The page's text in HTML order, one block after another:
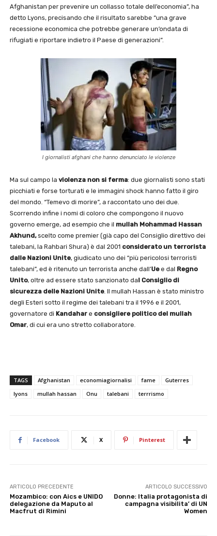
Afghanistan per prevenire un collasso totale dell’economia”, ha
detto Lyons, precisando che il risultato sarebbe “una grave
recessione economica che potrebbe generare un’ondata di
rifugiati e riportare indietro il Paese di generazioni”.
I giornalisti afghani che hanno denunciato le violenze
Ma sul campo la violenza non si ferma: due giornalisti sono stati
picchiati e forse torturati e le immagini shock hanno fatto il giro
del mondo. “Temevo di morire”, a raccontato uno dei due.
Scorrendo infine i nomi di coloro che compongono il nuovo
governo emerge, ad esempio che il mullah Mohammad Hassan
Akhund,scelto come premier (già capo del Consiglio direttivo dei
talebani, la Rahbari Shura) è dal 2001 considerato un terrorista
dalle Nazioni Unite, giudicato uno dei “più pericolosi terroristi
talebani”, ed è ritenuto un terrorista anche dall’Ue e dal Regno
Unito, oltre ad essere stato sanzionato dal Consiglio di
sicurezza delle Nazioni Unite. Il mullah Hassan è stato ministro
degli Esteri sotto il regime dei talebani tra il 1996 e il 2001,
governatore di Kandahar e consigliere politico del mullah
Omar, di cui era uno stretto collaboratore.
TAGS Afghanistan economiagiornalisi fame
Guterres
lyons
mullah hassan Onu talebani terrrismo
Facebook X Pinterest
ARTICOLO PRECEDENTE
Mozambico: con Aics e UNIDO
delegazione da Maputo al
Macfrut di Rimini
ARTICOLO SUCCESSIVO
Donne: Italia protagonista di
campagna visibilita’ di UN
Women